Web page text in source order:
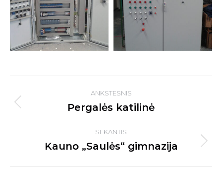
navigation
ANKSTESNIS
Previous
Pergalės katilinė
SEKANTIS
Next
Kauno „Saulės“ gimnazija